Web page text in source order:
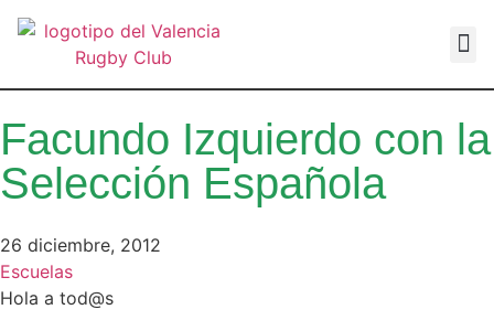
Facundo Izquierdo con la
Selección Española
26 diciembre, 2012
Escuelas
Hola a tod@s